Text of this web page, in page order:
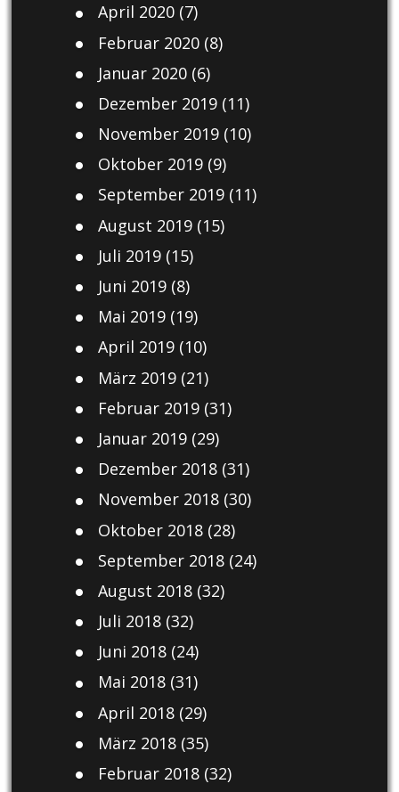
April 2020(7)
Februar 2020(8)
Januar 2020(6)
Dezember 2019(11)
November 2019(10)
Oktober 2019(9)
September 2019(11)
August 2019(15)
Juli 2019(15)
Juni 2019(8)
Mai 2019(19)
April 2019(10)
März 2019(21)
Februar 2019(31)
Januar 2019(29)
Dezember 2018(31)
November 2018(30)
Oktober 2018(28)
September 2018(24)
August 2018(32)
Juli 2018(32)
Juni 2018(24)
Mai 2018(31)
April 2018(29)
März 2018(35)
Februar 2018(32)